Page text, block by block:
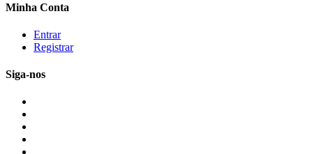
Minha Conta
Entrar
Registrar
Siga-nos